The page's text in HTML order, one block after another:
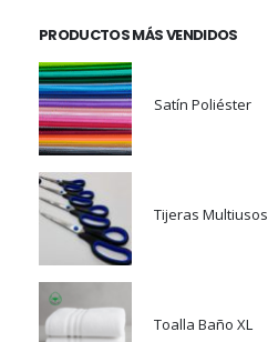
PRODUCTOS MÁS VENDIDOS
Satín Poliéster
Tijeras Multiusos
Toalla Baño XL